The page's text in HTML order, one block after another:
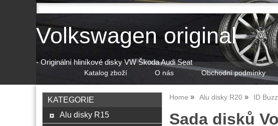
Volkswagen original
- Originální hliníkové disky VW Škoda Audi Seat
Katalog zboží O nás Obchodní podmínky
Home Alu disky R20 ID Buzz
Sada disků
KATEGORIE
Alu disky R15